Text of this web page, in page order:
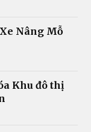
Nâng Mỗ
Khu đô thị